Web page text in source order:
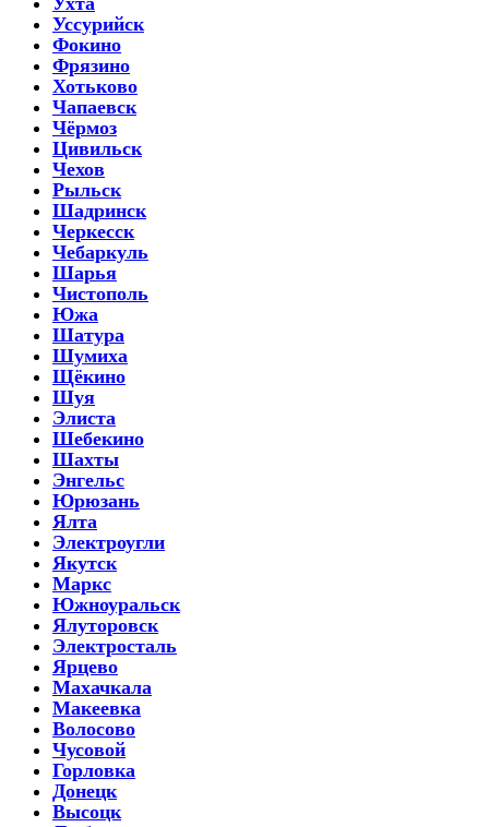
Уссурийск
Фокино
Фрязино
Хотьково
Чапаевск
Чёрмоз
Цивильск
Чехов
Рыльск
Шадринск
Черкесск
Чебаркуль
Шарья
Чистополь
Южа
Шатура
Шумиха
Щёкино
Шуя
Элиста
Шебекино
Шахты
Энгельс
Юрюзань
Ялта
Электроугли
Якутск
Маркс
Южноуральск
Ялуторовск
Электросталь
Ярцево
Махачкала
Макеевка
Волосово
Чусовой
Горловка
Донецк
Высоцк